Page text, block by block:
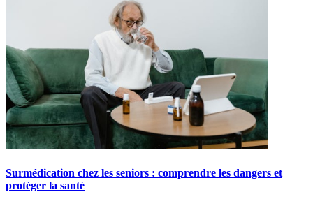
Surmédication chez les seniors : comprendre les dangers et
protéger la santé